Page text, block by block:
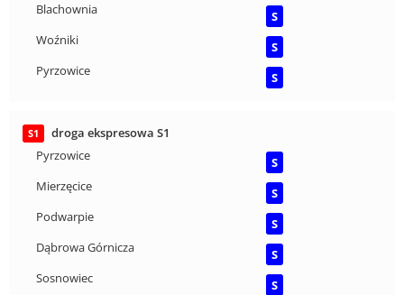
Blachownia
S
Woźniki
S
Pyrzowice
S
S1
droga ekspresowa S1
Pyrzowice
S
Mierzęcice
S
Podwarpie
S
Dąbrowa Górnicza
S
Sosnowiec
S